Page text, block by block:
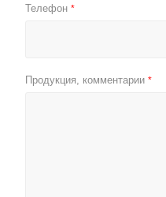
Телефон *
Продукция, комментарии *